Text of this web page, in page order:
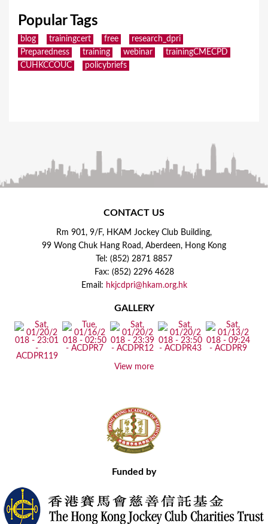
Popular Tags
blog trainingcert free
research_dpri
Preparedness
training webinar
trainingCMECPD
CUHKCCOUC
policybriefs
CONTACT US
Rm 901, 9/F, HKAM Jockey Club Building,
99 Wong Chuk Hang Road, Aberdeen, Hong Kong
Tel: (852) 2871 8857
Fax: (852) 2296 4628
Email: hkjcdpri@hkam.org.hk
GALLERY
View more
Funded by